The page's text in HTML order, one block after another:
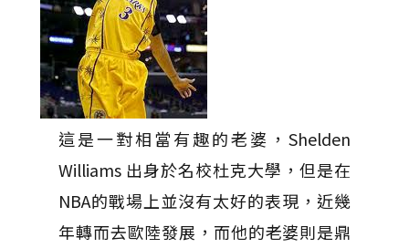
這是一對相當有趣的老婆，Shelden
Williams 出身於名校杜克大學，但是在
NBA的戰場上並沒有太好的表現，近幾
年轉而去歐陸發展，而他的老婆則是鼎